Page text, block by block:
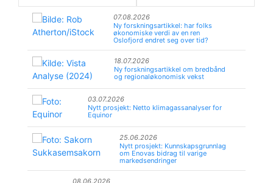
07.08.2026
Ny forskningsartikkel: har folks
økonomiske verdi av en ren
Oslofjord endret seg over tid?
18.07.2026
Ny forskningsartikkel om bredbånd
og regionaløkonomisk vekst
03.07.2026
Nytt prosjekt: Netto klimagassanalyser for
Equinor
25.06.2026
Nytt prosjekt: Kunnskapsgrunnlag
om Enovas bidrag til varige
markedsendringer
08.06.2026